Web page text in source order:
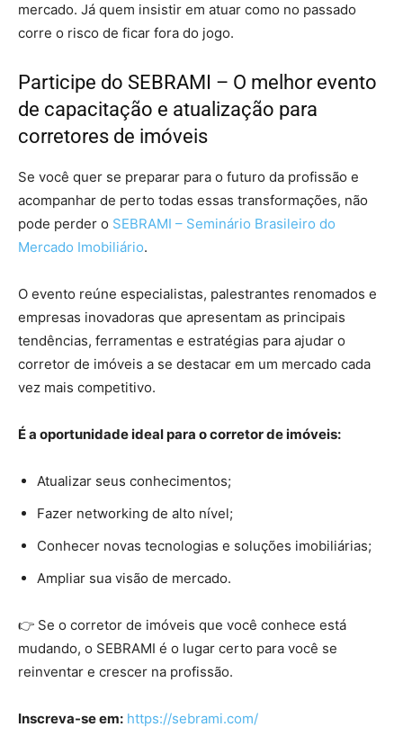
mercado. Já quem insistir em atuar como no passado
corre o risco de ficar fora do jogo.
Participe do SEBRAMI – O melhor evento
de capacitação e atualização para
corretores de imóveis
Se você quer se preparar para o futuro da profissão e
acompanhar de perto todas essas transformações, não
pode perder o SEBRAMI – Seminário Brasileiro do
Mercado Imobiliário.
O evento reúne especialistas, palestrantes renomados e
empresas inovadoras que apresentam as principais
tendências, ferramentas e estratégias para ajudar o
corretor de imóveis a se destacar em um mercado cada
vez mais competitivo.
É a oportunidade ideal para o corretor de imóveis:
Atualizar seus conhecimentos;
Fazer networking de alto nível;
Conhecer novas tecnologias e soluções imobiliárias;
Ampliar sua visão de mercado.
👉 Se o corretor de imóveis que você conhece está
mudando, o SEBRAMI é o lugar certo para você se
reinventar e crescer na profissão.
Inscreva-se em: https://sebrami.com/